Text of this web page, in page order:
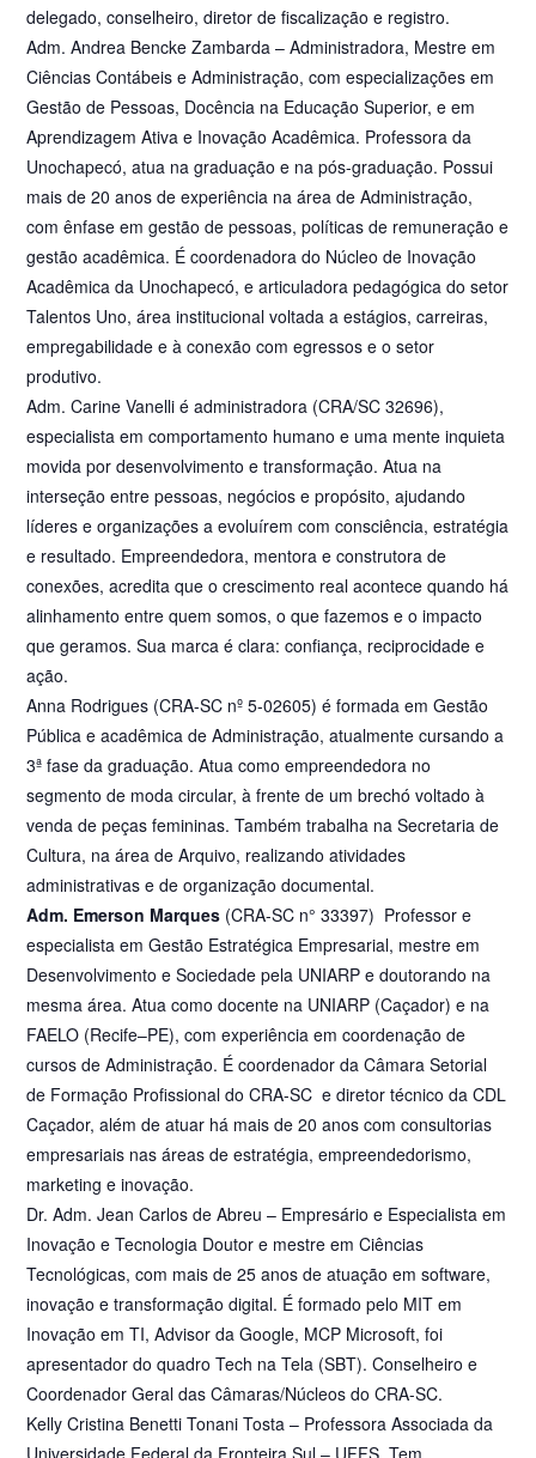
delegado, conselheiro, diretor de fiscalização e registro.
Adm. Andrea Bencke Zambarda – Administradora, Mestre em
Ciências Contábeis e Administração, com especializações em
Gestão de Pessoas, Docência na Educação Superior, e em
Aprendizagem Ativa e Inovação Acadêmica. Professora da
Unochapecó, atua na graduação e na pós-graduação. Possui
mais de 20 anos de experiência na área de Administração,
com ênfase em gestão de pessoas, políticas de remuneração e
gestão acadêmica. É coordenadora do Núcleo de Inovação
Acadêmica da Unochapecó, e articuladora pedagógica do setor
Talentos Uno, área institucional voltada a estágios, carreiras,
empregabilidade e à conexão com egressos e o setor
produtivo.
Adm. Carine Vanelli é administradora (CRA/SC 32696),
especialista em comportamento humano e uma mente inquieta
movida por desenvolvimento e transformação. Atua na
interseção entre pessoas, negócios e propósito, ajudando
líderes e organizações a evoluírem com consciência, estratégia
e resultado. Empreendedora, mentora e construtora de
conexões, acredita que o crescimento real acontece quando há
alinhamento entre quem somos, o que fazemos e o impacto
que geramos. Sua marca é clara: confiança, reciprocidade e
ação.
Anna Rodrigues (CRA-SC nº 5-02605) é formada em Gestão
Pública e acadêmica de Administração, atualmente cursando a
3ª fase da graduação. Atua como empreendedora no
segmento de moda circular, à frente de um brechó voltado à
venda de peças femininas. Também trabalha na Secretaria de
Cultura, na área de Arquivo, realizando atividades
administrativas e de organização documental.
Adm. Emerson Marques (CRA-SC n° 33397) Professor e
especialista em Gestão Estratégica Empresarial, mestre em
Desenvolvimento e Sociedade pela UNIARP e doutorando na
mesma área. Atua como docente na UNIARP (Caçador) e na
FAELO (Recife–PE), com experiência em coordenação de
cursos de Administração. É coordenador da Câmara Setorial
de Formação Profissional do CRA-SC e diretor técnico da CDL
Caçador, além de atuar há mais de 20 anos com consultorias
empresariais nas áreas de estratégia, empreendedorismo,
marketing e inovação.
Dr. Adm. Jean Carlos de Abreu – Empresário e Especialista em
Inovação e Tecnologia Doutor e mestre em Ciências
Tecnológicas, com mais de 25 anos de atuação em software,
inovação e transformação digital. É formado pelo MIT em
Inovação em TI, Advisor da Google, MCP Microsoft, foi
apresentador do quadro Tech na Tela (SBT). Conselheiro e
Coordenador Geral das Câmaras/Núcleos do CRA-SC.
Kelly Cristina Benetti Tonani Tosta – Professora Associada da
Universidade Federal da Fronteira Sul – UFFS. Tem